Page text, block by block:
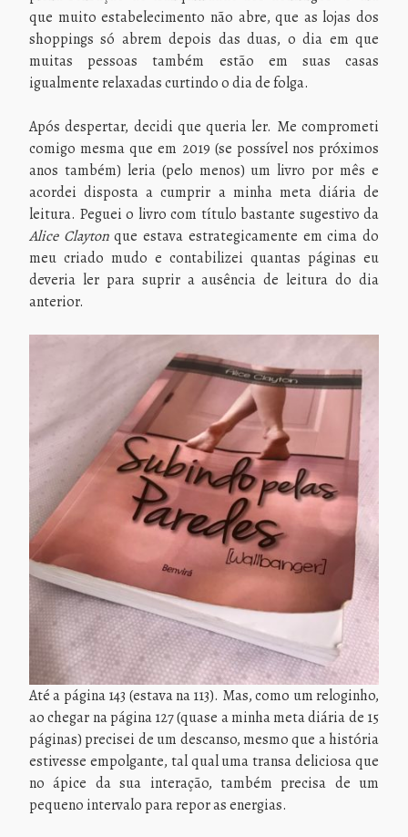
que muito estabelecimento não abre, que as lojas dos
shoppings só abrem depois das duas, o dia em que
muitas pessoas também estão em suas casas
igualmente relaxadas curtindo o dia de folga.
Após despertar, decidi que queria ler. Me comprometi
comigo mesma que em 2019 (se possível nos próximos
anos também) leria (pelo menos) um livro por mês e
acordei disposta a cumprir a minha meta diária de
leitura. Peguei o livro com título bastante sugestivo da
Alice Claytonque estava estrategicamente em cima do
meu criado mudo e contabilizei quantas páginas eu
deveria ler para suprir a ausência de leitura do dia
anterior.
Até a página 143 (estava na 113). Mas, como um reloginho,
ao chegar na página 127 (quase a minha meta diária de 15
páginas) precisei de um descanso, mesmo que a história
estivesse empolgante, tal qual uma transa deliciosa que
no ápice da sua interação, também precisa de um
pequeno intervalo para repor as energias.